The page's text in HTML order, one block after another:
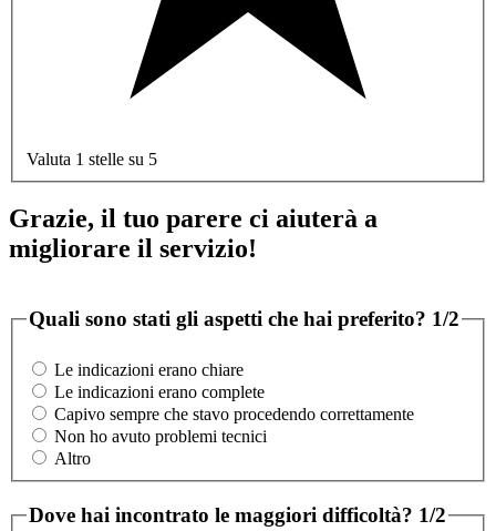
Valuta 1 stelle su 5
Grazie, il tuo parere ci aiuterà a
migliorare il servizio!
Quali sono stati gli aspetti che hai preferito? 1/2
Le indicazioni erano chiare
Le indicazioni erano complete
Capivo sempre che stavo procedendo correttamente
Non ho avuto problemi tecnici
Altro
Dove hai incontrato le maggiori difficoltà? 1/2